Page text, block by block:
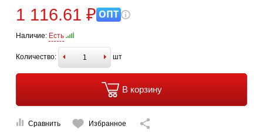
1 116.61 ₽ ОПТ
Наличие: Есть
Количество: шт
В корзину
Сравнить Избранное